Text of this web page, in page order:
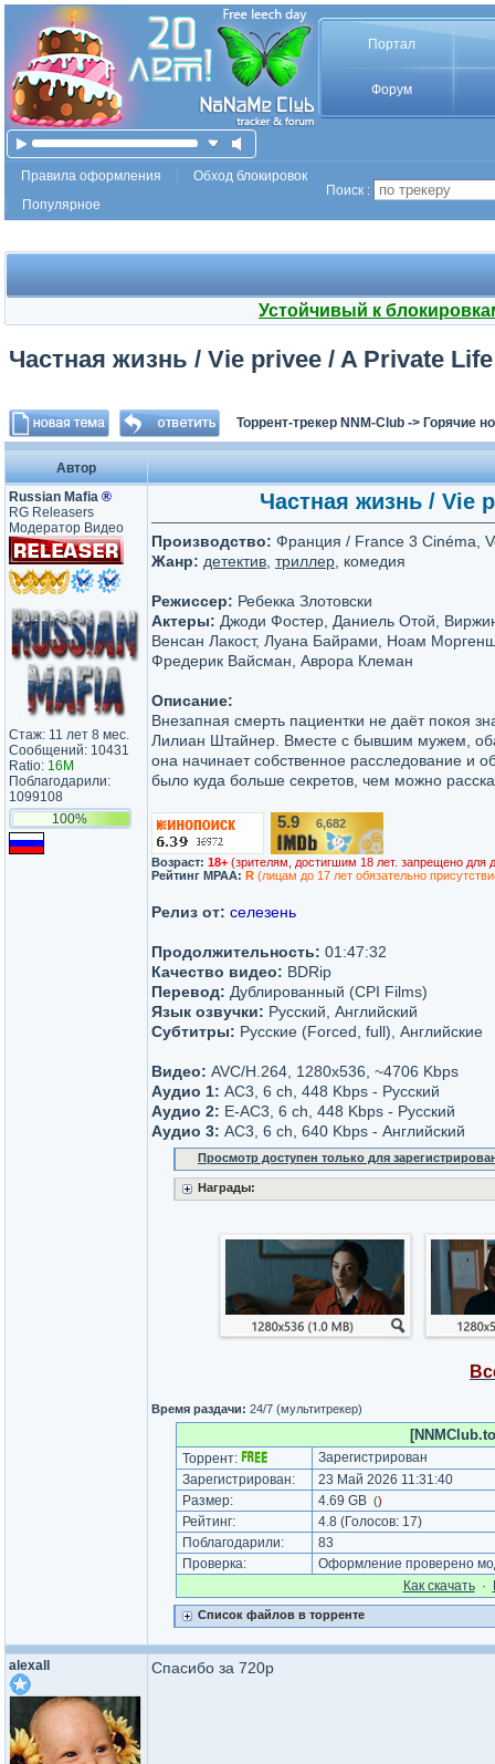
Портал
Форум
Правила оформления
Обход блокировок
Популярное
Поиск :
Устойчивый к
Частная жизнь / Vie privee / A Private
Торрент-трекер NNM-Club -> Горячие
Автор
Russian Mafia ®
RG Releasers
Модератор Видео
Стаж: 11 лет 8 мес.
Сообщений: 10431
Ratio: 16M
Поблагодарили:
1099108
100%
Частная жизнь / Vie
Производство: Франция / France 3 Cinéma,
Жанр: детектив триллер , комедия
Режиссер: Ребекка Злотовски
Актеры: Джоди Фостер, Даниель Отой,
Венсан Лакост, Луана Байрами, Ноам
Фредерик Вайсман, Аврора Клеман
Описание:
Внезапная смерть пациентки не даёт покоя
Лилиан Штайнер. Вместе с бывшим мужем,
она начинает собственное расследование и
было куда больше секретов, чем можно
5.9 6,682
Возраст: 18+ (зрителям, достигшим 18 лет. запрещено для
Рейтинг MPAA: R (лицам до 17 лет обязательно
Релиз от: селезень
Продолжительность: 01:47:32
Качество видео: BDRip
Перевод: Дублированный (CPI Films)
Язык озвучки: Русский, Английский
Субтитры: Русские (Forced, full), Английские
Видео: AVC/H.264, 1280x536, ~4706 Kbps
Аудио 1: AC3, 6 ch, 448 Kbps - Русский
Аудио 2: Е-AC3, 6 ch, 448 Kbps - Русский
Аудио 3: AC3, 6 ch, 640 Kbps - Английский
Просмотр доступен только для
Награды:
Время раздачи: 24/7 (мультитрекер)
Торрент:
Зарегистрирован
Зарегистрирован:
23 Май 2026 11:31:40
Размер:
4.69 GB ()
Рейтинг: 4.8 (Голосов: 17)
Поблагодарили:
83
Проверка:
Оформление проверено
Как cкачать·
Список файлов в торренте
alexall Спасибо за 720p